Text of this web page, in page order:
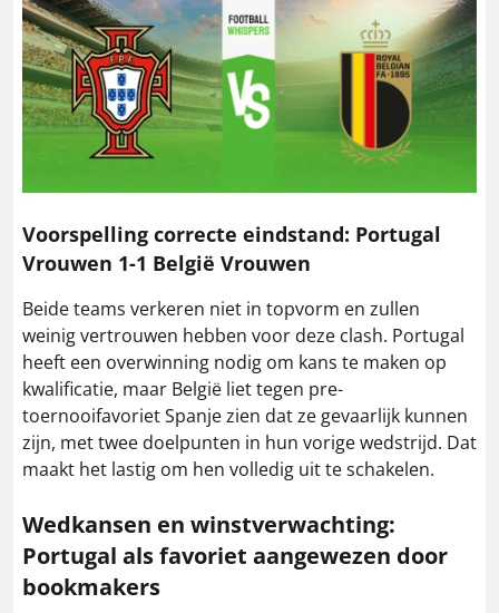
Voorspelling correcte eindstand: Portugal
Vrouwen 1-1 België Vrouwen
Beide teams verkeren niet in topvorm en zullen
weinig vertrouwen hebben voor deze clash. Portugal
heeft een overwinning nodig om kans te maken op
kwalificatie, maar België liet tegen pre-
toernooifavoriet Spanje zien dat ze gevaarlijk kunnen
zijn, met twee doelpunten in hun vorige wedstrijd. Dat
maakt het lastig om hen volledig uit te schakelen.
Wedkansen en winstverwachting:
Portugal als favoriet aangewezen door
bookmakers